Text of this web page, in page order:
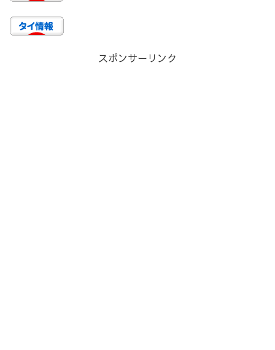
スポンサーリンク